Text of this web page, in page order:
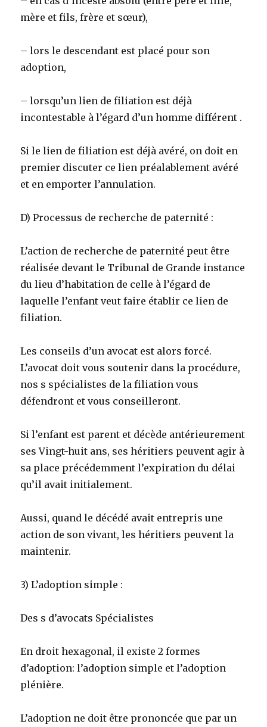
mère et fils, frère et sœur),
– lors le descendant est placé pour son
adoption,
– lorsqu’un lien de filiation est déjà
incontestable à l’égard d’un homme différent .
Si le lien de filiation est déjà avéré, on doit en
premier discuter ce lien préalablement avéré
et en emporter l’annulation.
D) Processus de recherche de paternité :
L’action de recherche de paternité peut être
réalisée devant le Tribunal de Grande instance
du lieu d’habitation de celle à l’égard de
laquelle l’enfant veut faire établir ce lien de
filiation.
Les conseils d’un avocat est alors forcé.
L’avocat doit vous soutenir dans la procédure,
nos s spécialistes de la filiation vous
défendront et vous conseilleront.
Si l’enfant est parent et décède antérieurement
ses Vingt-huit ans, ses héritiers peuvent agir à
sa place précédemment l’expiration du délai
qu’il avait initialement.
Aussi, quand le décédé avait entrepris une
action de son vivant, les héritiers peuvent la
maintenir.
3) L’adoption simple :
Des s d’avocats Spécialistes
En droit hexagonal, il existe 2 formes
d’adoption: l’adoption simple et l’adoption
plénière.
L’adoption ne doit être prononcée que par un